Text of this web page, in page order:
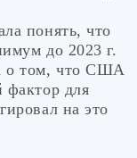
понять, что
до 2023 г.
о том, что США
фактор для
на это